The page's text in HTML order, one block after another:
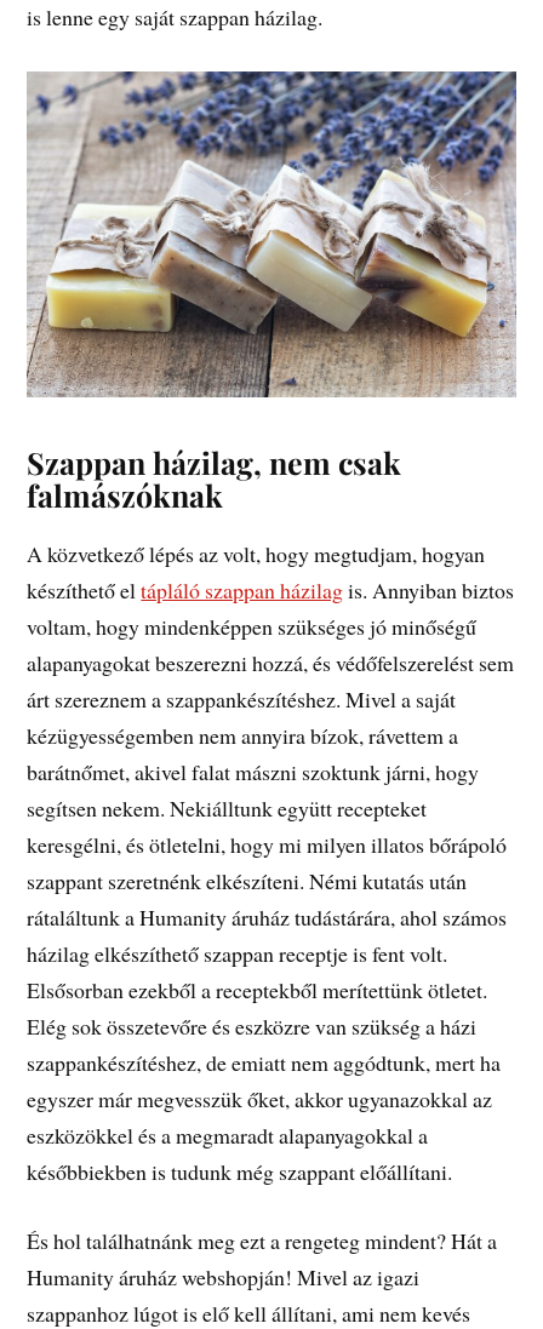
is lenne egy saját szappan házilag.
Szappan házilag, nem csak
falmászóknak
A közvetkező lépés az volt, hogy megtudjam, hogyan
készíthető eltápláló szappan házilagis. Annyiban biztos
voltam, hogy mindenképpen szükséges jó minőségű
alapanyagokat beszerezni hozzá, és védőfelszerelést sem
árt szereznem a szappankészítéshez. Mivel a saját
kézügyességemben nem annyira bízok, rávettem a
barátnőmet, akivel falat mászni szoktunk járni, hogy
segítsen nekem. Nekiálltunk együtt recepteket
keresgélni, és ötletelni, hogy mi milyen illatos bőrápoló
szappant szeretnénk elkészíteni. Némi kutatás után
rátaláltunk a Humanity áruház tudástárára, ahol számos
házilag elkészíthető szappan receptje is fent volt.
Elsősorban ezekből a receptekből merítettünk ötletet.
Elég sok összetevőre és eszközre van szükség a házi
szappankészítéshez, de emiatt nem aggódtunk, mert ha
egyszer már megvesszük őket, akkor ugyanazokkal az
eszközökkel és a megmaradt alapanyagokkal a
későbbiekben is tudunk még szappant előállítani.
És hol találhatnánk meg ezt a rengeteg mindent? Hát a
Humanity áruház webshopján! Mivel az igazi
szappanhoz lúgot is elő kell állítani, ami nem kevés